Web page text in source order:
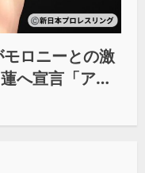
モロニーとの激
へ宣言「アイ
す」